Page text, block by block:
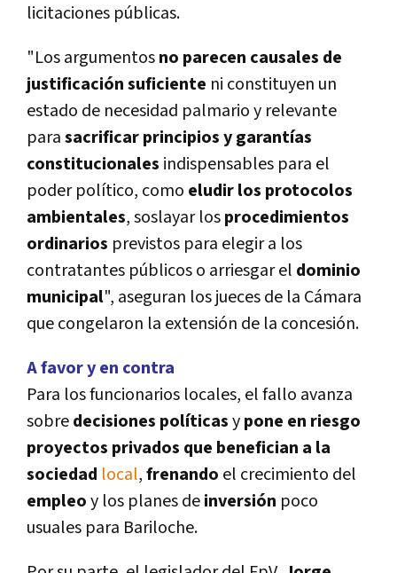
licitaciones públicas.
"Los argumentosno parecen causales de
justificación suficiente ni constituyen un
estado de necesidad palmario y relevante
parasacrificar principios y garantí­as
constitucionales indispensables para el
poder polí­tico, como eludir los protocolos
ambientales, soslayar losprocedimientos
ordinarios previstos para elegir a los
contratantes públicos o arriesgar el dominio
municipal", aseguran los jueces de la Cámara
que congelaron la extensión de la concesión.
A favor y en contra
Para los funcionarios locales, el fallo avanza
sobredecisiones polí­ticasypone en riesgo
proyectos privados que benefician a la
sociedad local,frenando el crecimiento del
empleoy los planes deinversión poco
usuales para Bariloche.